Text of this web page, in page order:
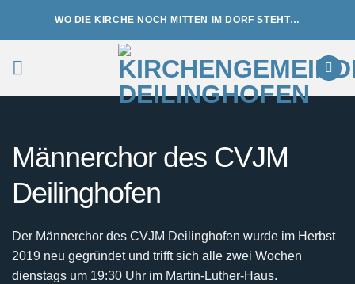
WO DIE KIRCHE NOCH MITTEN IM DORF STEHT…
Männerchor des CVJM
Deilinghofen
Der Männerchor des CVJM Deilinghofen wurde im Herbst
2019 neu gegründet und trifft sich alle zwei Wochen
dienstags um 19:30 Uhr im Martin-Luther-Haus.